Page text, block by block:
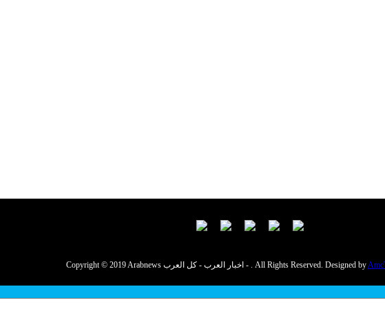
Copyright © 2019 Arabnews اخبار العرب - كل العرب - . All Rights Reserved. Designed by